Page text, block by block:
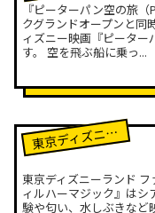
『ピーターパン空の旅
クグランドオープンと同
ィズニー映画『ピーター
す。 空を飛ぶ船に乗っ...
東京ディズニーランド
東京ディズニーランド
ィルハーマジック』はシ
験や匂い、水しぶきなど